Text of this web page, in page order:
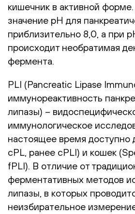
кишечник в активной
значение рН для
приблизительно 8,0, а при
происходит необратимая
фермента.
PLI (Pancreatic Lipase
иммунореактивность
липазы) –
иммунологическое
настоящее время доступно
cPL, ранее cPLI) и кошек
fPLI). В отличие от
ферментативных методов
липазы, в которых
неизбирательное